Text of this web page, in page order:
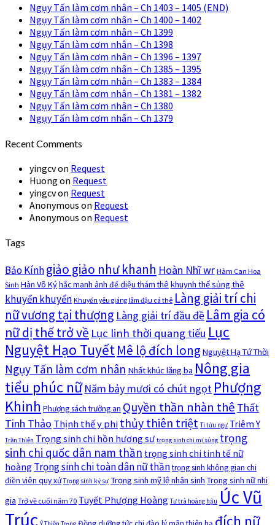
Ngụy Tấn làm cơm nhân – Ch 1403 – 1405 (END)
Ngụy Tấn làm cơm nhân – Ch 1400 – 1402
Ngụy Tấn làm cơm nhân – Ch 1399
Ngụy Tấn làm cơm nhân – Ch 1398
Ngụy Tấn làm cơm nhân – Ch 1396 – 1397
Ngụy Tấn làm cơm nhân – Ch 1385 – 1395
Ngụy Tấn làm cơm nhân – Ch 1383 – 1384
Ngụy Tấn làm cơm nhân – Ch 1381 – 1382
Ngụy Tấn làm cơm nhân – Ch 1380
Ngụy Tấn làm cơm nhân – Ch 1379
Recent Comments
yingcvon Request
Huong on Request
yingcvon Request
Anonymous on Request
Anonymous on Request
Tags
Bảo Kínhgiảo giảo như khanh Hoàn Nhĩ wr Hàm Can Hoa
Sinh Hàn Võ Kýhắc manh ảnh đế diệu thám thê khuynh thế sủng thê
khuyển khuyển Khuyển yêu giáng lâm đậu cá thê Làng giải trí chi
nữ vương tại thượng Làng giải trí đầu đề Lâm gia có
nữ dị thế trở về Lục linh thời quang tiếu Lục
Nguyệt Hạo TuyếtMê lộ đích long Nguyệt Hạ Tứ Thời
Ngụy Tấn làm cơm nhân Nhất khúc lăng ba Nông gia
tiểu phúc nữ Năm bảy mươi có chút ngọt Phượng
Khinh Phượng sách trường an Quyền thần nhàn thê Thất
Tinh Thảo Thịnh thế y phi thủy thiên triệt Ti tửu ngư Triêm Y
Trăn Thiện Trọng sinh chi hồn hương sư trọng sinh chi mị sủng trọng
sinh chi quốc dân nam thần trọng sinh chi tinh tế nữ
hoàng Trọng sinh chi toàn dân nữ thầntrọng sinh không gian chi
điền viên quy xử Trọng sinh kỷ sự Trọng sinh mỹ lệ nhân sinh Trọng sinh nữ nhi
gia Trở về cuối năm 70 Tuyết Phượng Hoàng Tư trà hoàng hậu Úc Vũ
Trúc
đích nữ